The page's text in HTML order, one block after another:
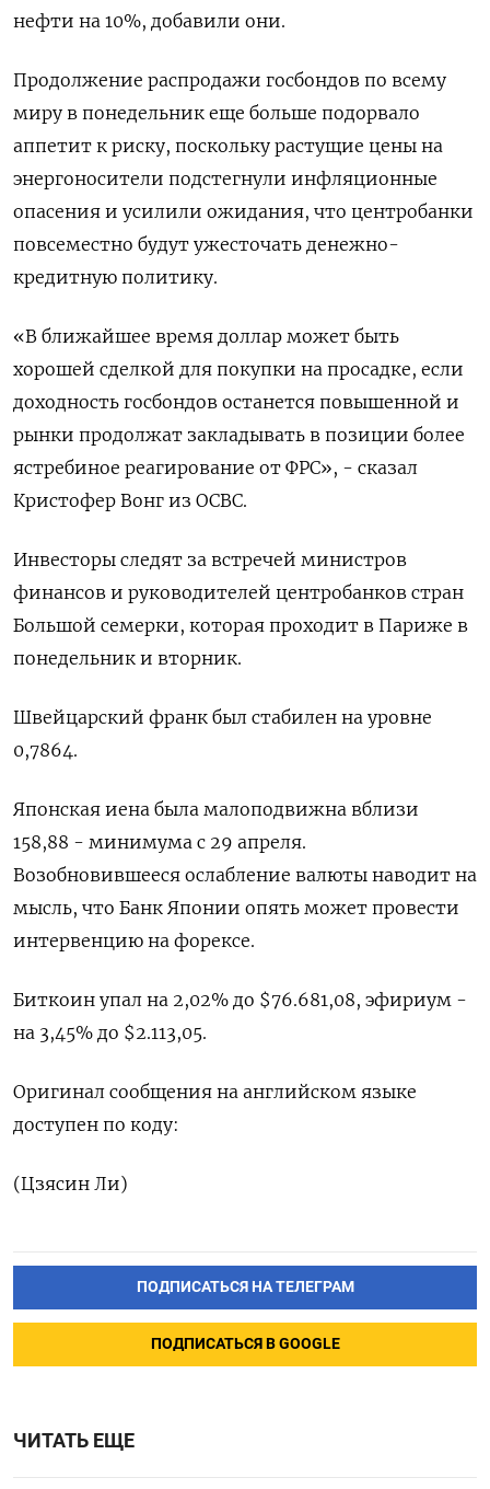
нефти на 10%, добавили они.
Продолжение распродажи госбондов по всему
миру в понедельник еще больше подорвало
аппетит ​к риску, ​поскольку растущие цены ‌на
энергоносители подстегнули инфляционные
опасения и усилили ожидания, что центробанки
повсеместно ​будут ужесточать денежно-
кредитную политику.
«В ближайшее время доллар может быть
хорошей сделкой для покупки на просадке, если
доходность госбондов останется повышенной и
рынки продолжат закладывать в позиции более
ястребиное реагирование от ФРС», - сказал
Кристофер Вонг из OCBC.
Инвесторы следят за встречей министров
финансов и руководителей центробанков стран
Большой семерки, ​которая проходит в Париже в
⁠понедельник и вторник.
Швейцарский франк был стабилен на уровне
0,7864.
Японская иена была малоподвижна вблизи
‌158,88 - минимума с 29 апреля.
Возобновившееся ослабление валюты наводит на
мысль, ‌что Банк Японии опять может провести
интервенцию на форексе.
Биткоин упал на ​2,02% до $76.681,08, эфириум -
на 3,45% до $2.113,05.
Оригинал сообщения на ‌английском языке
доступен по коду:
(Цзясин Ли)
ПОДПИСАТЬСЯ НА ТЕЛЕГРАМ
ПОДПИСАТЬСЯ В GOOGLE
ЧИТАТЬ ЕЩЕ